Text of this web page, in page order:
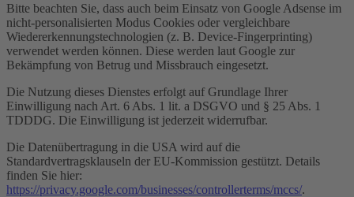
Bitte beachten Sie, dass auch beim Einsatz von Google Adsense im
nicht-personalisierten Modus Cookies oder vergleichbare
Wiedererkennungstechnologien (z. B. Device-Fingerprinting)
verwendet werden können. Diese werden laut Google zur
Bekämpfung von Betrug und Missbrauch eingesetzt.
Die Nutzung dieses Dienstes erfolgt auf Grundlage Ihrer
Einwilligung nach Art. 6 Abs. 1 lit. a DSGVO und § 25 Abs. 1
TDDDG. Die Einwilligung ist jederzeit widerrufbar.
Die Datenübertragung in die USA wird auf die
Standardvertragsklauseln der EU-Kommission gestützt. Details
finden Sie hier:
https://privacy.google.com/businesses/controllerterms/mccs/.